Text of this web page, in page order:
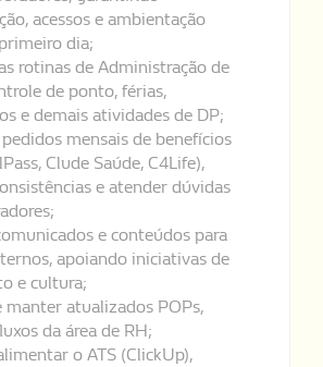
acessos e ambientação
dia;
rotinas de Administração de
de ponto, férias,
e demais atividades de DP;
mensais de benefícios
Clude Saúde, C4Life),
e atender dúvidas
e conteúdos para
apoiando iniciativas de
e cultura;
manter atualizados POPs,
da área de RH;
o ATS (ClickUp),